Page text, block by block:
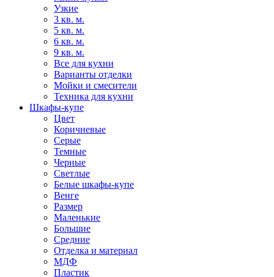
Узкие
3 кв. м.
5 кв. м.
6 кв. м.
9 кв. м.
Все для кухни
Варианты отделки
Мойки и смесители
Техника для кухни
Шкафы-купе
Цвет
Коричневые
Серые
Темные
Черные
Светлые
Белые шкафы-купе
Венге
Размер
Маленькие
Большие
Средние
Отделка и материал
МДФ
Пластик